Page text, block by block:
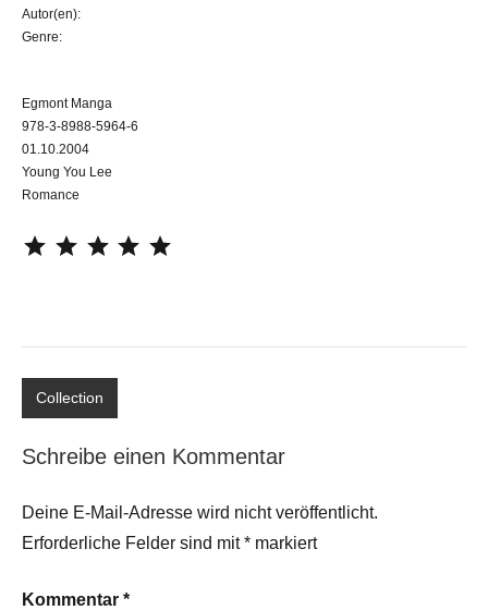
Autor(en):
Genre:
Egmont Manga
978-3-8988-5964-6
01.10.2004
Young You Lee
Romance
Collection
Schreibe einen Kommentar
Deine E-Mail-Adresse wird nicht veröffentlicht.
Erforderliche Felder sind mit* markiert
Kommentar *